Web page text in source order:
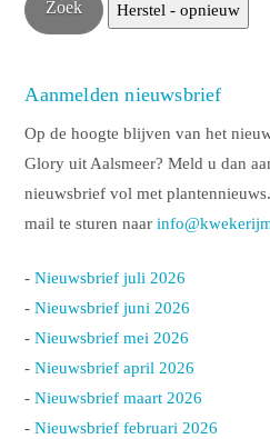
Aanmelden nieuwsbrief
Op de hoogte blijven van het
Glory uit Aalsmeer? Meld u dan
nieuwsbrief vol met
mail te sturen naar
-Nieuwsbrief juli 2026
-Nieuwsbrief juni 2026
-Nieuwsbrief mei 2026
-Nieuwsbrief april 2026
-Nieuwsbrief maart 2026
-Nieuwsbrief februari 2026